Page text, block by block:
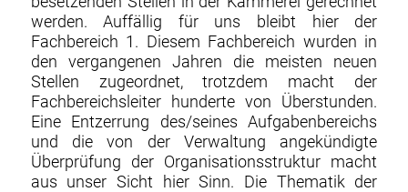
werden. Auffällig für uns bleibt hier der
Fachbereich 1. Diesem Fachbereich wurden in
den vergangenen Jahren die meisten neuen
Stellen zugeordnet, trotzdem macht der
Fachbereichsleiter hunderte von Überstunden.
Eine Entzerrung des/seines Aufgabenbereichs
und die von der Verwaltung angekündigte
Überprüfung der Organisationsstruktur macht
aus unser Sicht hier Sinn. Die Thematik der